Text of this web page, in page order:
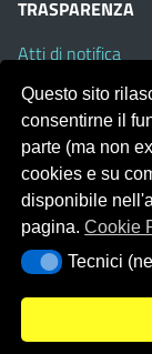
TRASPARENZA
Atti di notifica
Albo on line
Amministrazione
Obiettivi di
Portale realizzato
Template Italia
(Mizar)
Questo sito
consentirne il
parte (ma non
cookies e su
disponibile
pagina.Cookie
TecniciTecnici